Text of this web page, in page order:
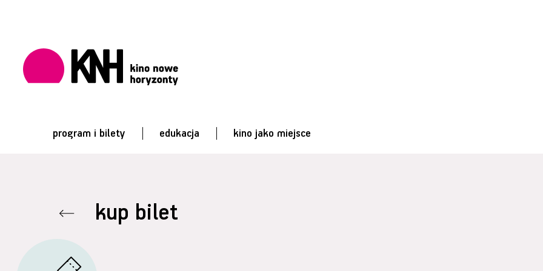
program i bilety edukacja kino jako miejsce
kup bilet